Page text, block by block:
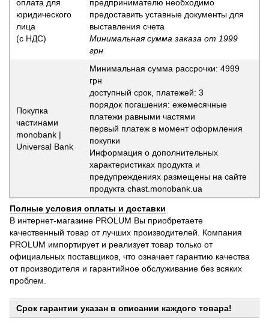
оплата для
юридического
лица
(с НДС)
предпринимателю необходимо
предоставить уставные документы для
выставления счета
Минимальная сумма заказа от 1999
грн
Покупка
частинами
monobank |
Universal Bank
Минимальная сумма рассрочки: 4999
грн
доступный срок, платежей: 3
порядок погашения: ежемесячные
платежи равными частями
первый платеж в момент оформления
покупки
Информация о дополнительных
характеристиках продукта и
предупреждениях размещены на сайте
продукта chast.monobank.ua
Полные условия оплаты и доставки
В интернет-магазине PROLUM Вы приобретаете
качественный товар от лучших производителей. Компания
PROLUM импортирует и реализует товар только от
официальных поставщиков, что означает гарантию качества
от производителя и гарантийное обслуживание без всяких
проблем.
Срок гарантии указан в описании каждого товара!